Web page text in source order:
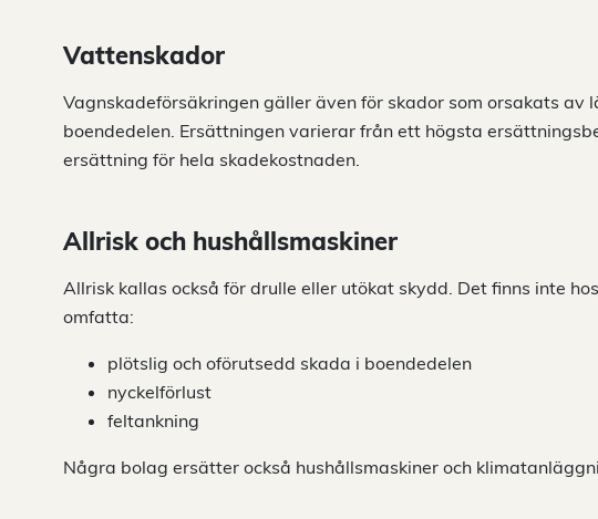
Vattenskador
Vagnskadeförsäkringen gäller även för skador som orsakats av
boendedelen. Ersättningen varierar från ett högsta
ersättning för hela skadekostnaden.
Allrisk och hushållsmaskiner
Allrisk kallas också för drulle eller utökat skydd. Det finns inte
omfatta:
plötslig och oförutsedd skada i boendedelen
nyckelförlust
feltankning
Några bolag ersätter också hushållsmaskiner och